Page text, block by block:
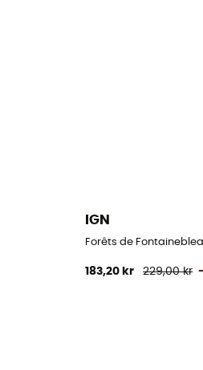
IGN
Forêts de
183,20 kr 229,00 kr